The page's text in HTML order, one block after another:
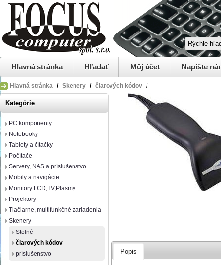
Hlavná stránka Hľadať Môj účet Napíšte
Hlavná stránka / Skenery / čiarových kódov /
Kategórie
PC komponenty
Notebooky
Tablety a čítačky
Počítače
Servery, NAS a príslušenstvo
Mobily a navigácie
Monitory LCD,TV,Plasmy
Projektory
Tlačiarne, multifunkčné zariadenia
Skenery
Stolné
čiarových kódov
príslušenstvo
Popis